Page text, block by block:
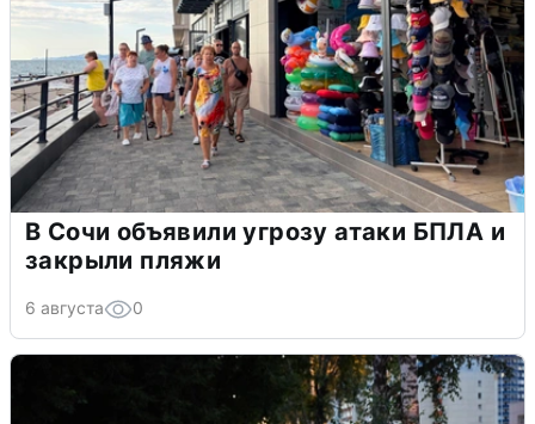
В Сочи объявили угрозу атаки БПЛА и
закрыли пляжи
6 августа 0